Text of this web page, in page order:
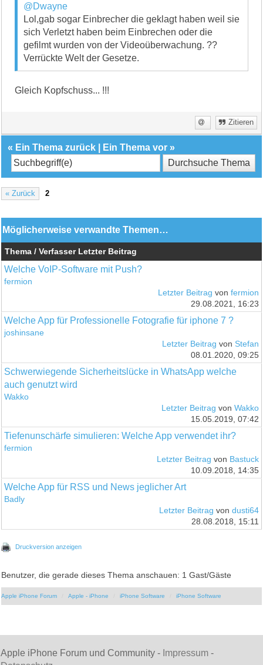
@Dwayne
Lol,gab sogar Einbrecher die geklagt haben weil sie
sich Verletzt haben beim Einbrechen oder die
gefilmt wurden von der Videoüberwachung. ??
Verrückte Welt der Gesetze.
Gleich Kopfschuss... !!!
Zitieren
« Ein Thema zurück Ein Thema vor »
« Zurück 2
Möglicherweise verwandte Themen…
Thema / Verfasser Letzter Beitrag
Welche VoIP-Software mit Push?
fermion
Letzter Beitrag von fermion
29.08.2021, 16:23
Welche App für Professionelle Fotografie für iphone 7 ?
joshinsane
Letzter Beitrag von Stefan
08.01.2020, 09:25
Schwerwiegende Sicherheitslücke in WhatsApp welche
auch genutzt wird
Wakko
Letzter Beitrag von Wakko
15.05.2019, 07:42
Tiefenunschärfe simulieren: Welche App verwendet ihr?
fermion
Letzter Beitrag von Bastuck
10.09.2018, 14:35
Welche App für RSS und News jeglicher Art
Badly
Letzter Beitrag von dusti64
28.08.2018, 15:11
Druckversion anzeigen
Benutzer, die gerade dieses Thema anschauen: 1 Gast/Gäste
Apple iPhone Forum Apple - iPhone iPhone Software iPhone Software
Apple iPhone Forum und Community - Impressum -